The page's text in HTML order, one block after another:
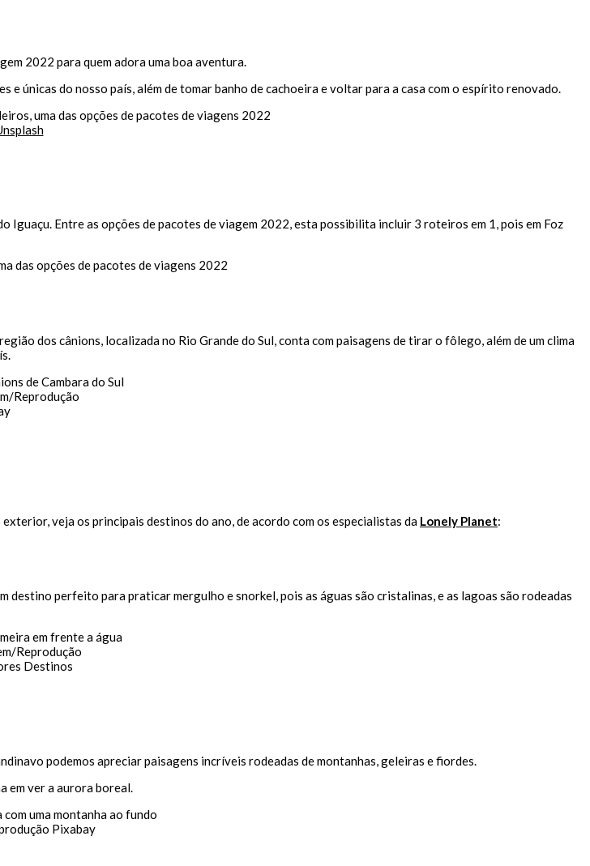
2022 para quem adora uma boa aventura.
únicas do nosso país, além de tomar banho de cachoeira e voltar para a casa com o espírito renovado.
Iguaçu. Entre as opções de pacotes de viagem 2022, esta possibilita incluir 3 roteiros em 1, pois em Foz
dos cânions, localizada no Rio Grande do Sul, conta com paisagens de tirar o fôlego, além de um clima
Reprodução
veja os principais destinos do ano, de acordo com os especialistas da Lonely Planet:
destino perfeito para praticar mergulho e snorkel, pois as águas são cristalinas, e as lagoas são rodeadas
Reprodução
Destinos
podemos apreciar paisagens incríveis rodeadas de montanhas, geleiras e fiordes.
em ver a aurora boreal.
Pixabay